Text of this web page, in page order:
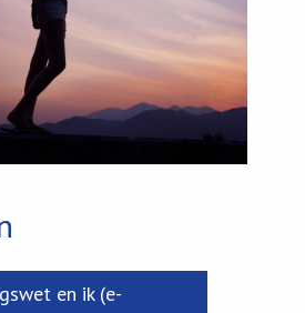
en ik (e-